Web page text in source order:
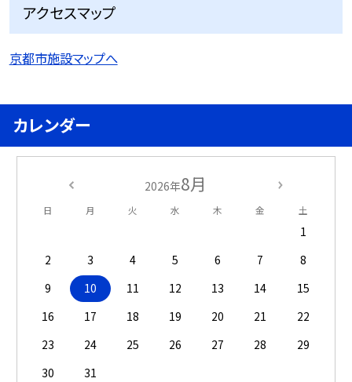
アクセスマップ
京都市施設マップへ
カレンダー
2026年8月
日 月 火 水 木 金 土
1
2
3 4 5 6 7
8
9
10 11 12 13 14
15
16
17 18 19 20 21
22
23
24 25 26 27 28
29
30
31